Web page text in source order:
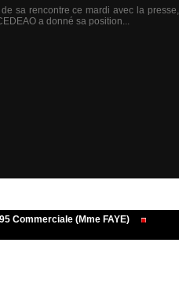
sa rencontre ce mardi avec la
a donné sa position...
Commerciale (Mme FAYE)